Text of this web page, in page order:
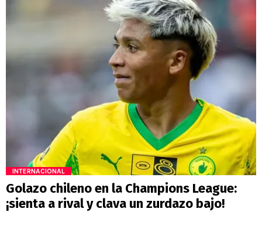
INTERNACIONAL
Golazo chileno en la Champions League:
¡sienta a rival y clava un zurdazo bajo!